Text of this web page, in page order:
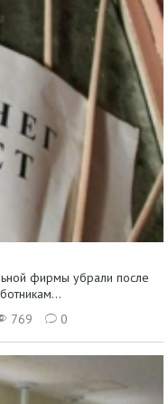
фирмы убрали после
769 0